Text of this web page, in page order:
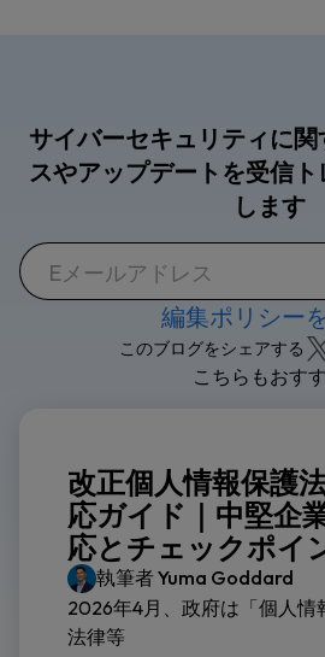
サイバーセキュリティに
スやアップデートを受信
します
編集ポリシー
このブログをシェアする
こちらもおす
改正個人情報保護
応ガイド｜中堅企
応とチェックポイ
執筆者Yuma Goddard
2026年4月、政府は「個人情
法律等